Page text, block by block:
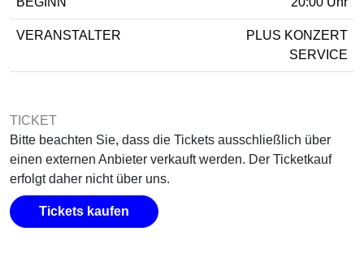
VERANSTALTER
PLUS KONZERT
SERVICE
TICKET
Bitte beachten Sie, dass die Tickets ausschließlich über
einen externen Anbieter verkauft werden. Der Ticketkauf
erfolgt daher nicht über uns.
Tickets kaufen